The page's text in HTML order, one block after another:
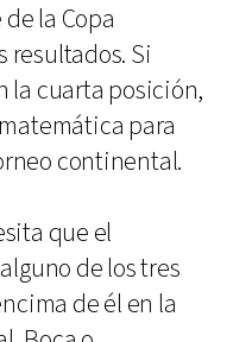
la Copa
resultados. Si
la cuarta posición,
para
continental.
que el
de los tres
de él en la